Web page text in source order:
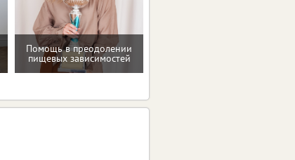
Помощь в преодолении
пищевых зависимостей